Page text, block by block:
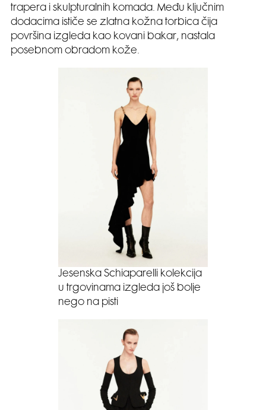
trapera i skulpturalnih komada. Među ključnim
dodacima ističe se zlatna kožna torbica čija
površina izgleda kao kovani bakar, nastala
posebnom obradom kože.
Jesenska Schiaparelli kolekcija
u trgovinama izgleda još bolje
nego na pisti